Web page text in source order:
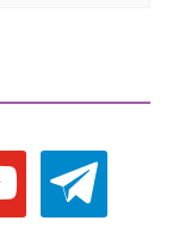
telegram